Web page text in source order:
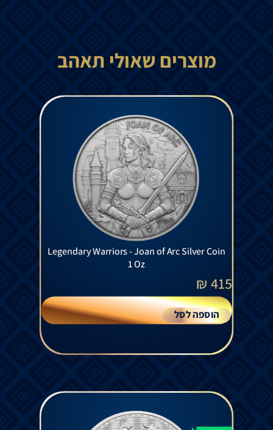
מוצרים שאולי תאהב
Legendary Warriors - Joan of Arc Silver Coin
1 Oz
415
₪
הוספה לסל